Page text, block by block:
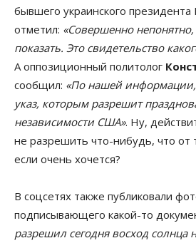
бывшего украинского президента
отметил: «Совершенно
показать. Это свидетельство
А оппозиционный политолог
сообщил: «По нашей информации,
указ, которым разрешит
независимости США». Ну,
не разрешить что-нибудь, что от
если очень хочется?
В соцсетях также публиковали
подписывающего какой-то
разрешил сегодня восход солнца